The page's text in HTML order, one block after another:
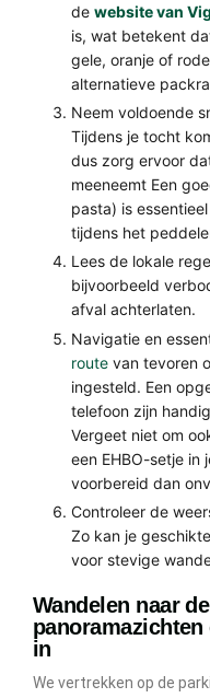
de website van
is, wat betekent
gele, oranje of
alternatieve
Neem voldoende
Tijdens je tocht
dus zorg ervoor
meeneemt Een
pasta) is
tijdens het
Lees de lokale
bijvoorbeeld
afval achterlaten.
Navigatie en
route van tevoren
ingesteld. Een
telefoon zijn
Vergeet niet om
een EHBO-setje in
voorbereid dan
Controleer de
Zo kan je
voor stevige
Wandelen naar
in
We vertrekken op de